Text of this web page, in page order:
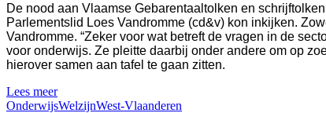
De nood aan Vlaamse Gebarentaaltolken en
Parlementslid Loes Vandromme (cd&v) kon inkijken.
Vandromme. “Zeker voor wat betreft de vragen in de
voor onderwijs. Ze pleitte daarbij onder andere om op
hierover samen aan tafel te gaan zitten.
Lees meer
OnderwijsWelzijnWest-Vlaanderen